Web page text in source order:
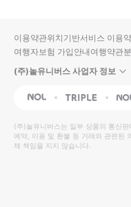
입니
다.
높
은
순
동
영
상
순
상
이용약관위치기반서비스 이용
여행자보험 가입안내여행약관
(주)놀유니버스 사업자 정보
NOL Triple
(주)놀유니버스는 일부 상품의 통신
예약, 이용 및 환불 등 거래와 관련된
체 책임을 지지 않습니다.